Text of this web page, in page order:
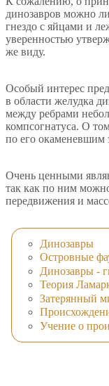
динозавров можно
гнездо с яйцами и
уверенностью
же виду.
Особый интерес
в области желудка
между ребрами
компсогнатуса. О
по его окаменевшим
Очень ценными
так как по ним
передвижения и
Динозавры
Островные
Динозавры -
Теория
Затерянный
Учение о